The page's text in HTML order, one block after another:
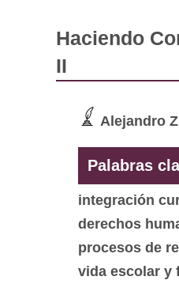
Haciendo
II
Alejandro
Palabras
integración
derechos
procesos de
vida escolar y